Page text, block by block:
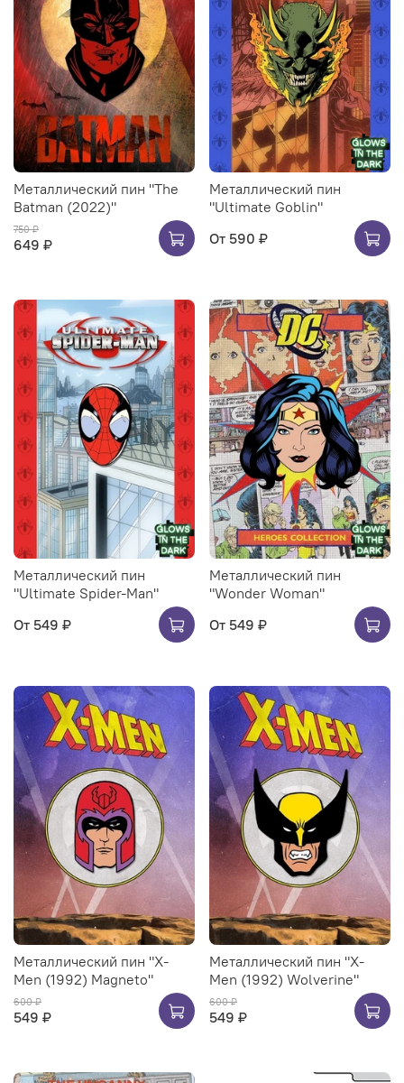
Металлический пин "The
Batman (2022)"
750 ₽
649 ₽
Металлический пин
"Ultimate Goblin"
От 590 ₽
Металлический пин
"Ultimate Spider-Man"
От 549 ₽
Металлический пин
"Wonder Woman"
От 549 ₽
Металлический пин "X-
Men (1992) Magneto"
600 ₽
549 ₽
Металлический пин "X-
Men (1992) Wolverine"
600 ₽
549 ₽